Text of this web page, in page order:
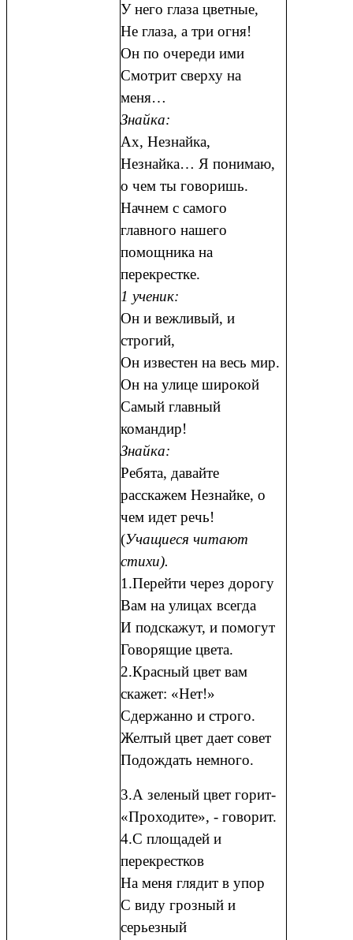
У него глаза цветные,
Не глаза, а три огня!
Он по очереди ими
Смотрит сверху на
меня…
Знайка:
Ах, Незнайка,
Незнайка… Я понимаю,
о чем ты говоришь.
Начнем с самого
главного нашего
помощника на
перекрестке.
1 ученик:
Он и вежливый, и
строгий,
Он известен на весь мир.
Он на улице широкой
Самый главный
командир!
Знайка:
Ребята, давайте
расскажем Незнайке, о
чем идет речь!
(Учащиеся читают
стихи).
1.Перейти через дорогу
Вам на улицах всегда
И подскажут, и помогут
Говорящие цвета.
2.Красный цвет вам
скажет: «Нет!»
Сдержанно и строго.
Желтый цвет дает совет
Подождать немного.
3.А зеленый цвет горит-
«Проходите», - говорит.
4.С площадей и
перекрестков
На меня глядит в упор
С виду грозный и
серьезный